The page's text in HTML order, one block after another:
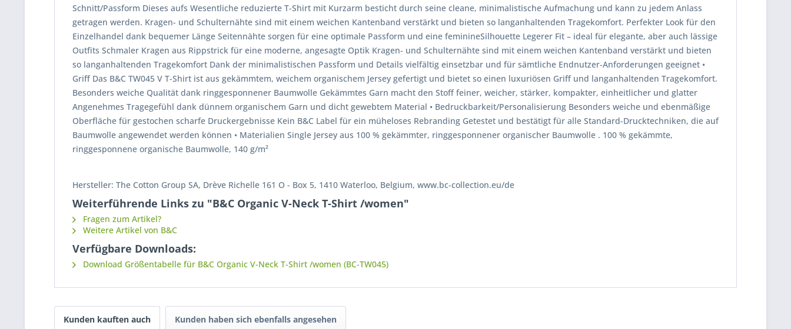
Schnitt/Passform Dieses aufs Wesentliche reduzierte T-Shirt mit Kurzarm besticht durch seine cleane, minimalistische Aufmachung und kann zu jedem Anlass
getragen werden. Kragen- und Schulternähte sind mit einem weichen Kantenband verstärkt und bieten so langanhaltenden Tragekomfort. Perfekter Look für den
Einzelhandel dank bequemer Länge Seitennähte sorgen für eine optimale Passform und eine feminineSilhouette Legerer Fit – ideal für elegante, aber auch lässige
Outfits Schmaler Kragen aus Rippstrick für eine moderne, angesagte Optik Kragen- und Schulternähte sind mit einem weichen Kantenband verstärkt und bieten
so langanhaltenden Tragekomfort Dank der minimalistischen Passform und Details vielfältig einsetzbar und für sämtliche Endnutzer-Anforderungen geeignet •
Griff Das B&C TW045 V T-Shirt ist aus gekämmtem, weichem organischem Jersey gefertigt und bietet so einen luxuriösen Griff und langanhaltenden Tragekomfort.
Besonders weiche Qualität dank ringgesponnener Baumwolle Gekämmtes Garn macht den Stoff feiner, weicher, stärker, kompakter, einheitlicher und glatter
Angenehmes Tragegefühl dank dünnem organischem Garn und dicht gewebtem Material • Bedruckbarkeit/Personalisierung Besonders weiche und ebenmäßige
Oberfläche für gestochen scharfe Druckergebnisse Kein B&C Label für ein müheloses Rebranding Getestet und bestätigt für alle Standard-Drucktechniken, die auf
Baumwolle angewendet werden können • Materialien Single Jersey aus 100 % gekämmter, ringgesponnener organischer Baumwolle . 100 % gekämmte,
ringgesponnene organische Baumwolle, 140 g/m²
Hersteller: The Cotton Group SA, Drève Richelle 161 O - Box 5, 1410 Waterloo, Belgium, www.bc-collection.eu/de
Weiterführende Links zu "B&C Organic V-Neck T-Shirt /women"
Fragen zum Artikel?
Weitere Artikel von B&C
Verfügbare Downloads:
Download Größentabelle für B&C Organic V-Neck T-Shirt /women (BC-TW045)
Kunden kauften auch Kunden haben sich ebenfalls angesehen